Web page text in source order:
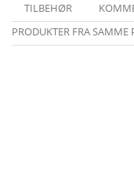
TILBEHØR
PRODUKTER FRA SAMME